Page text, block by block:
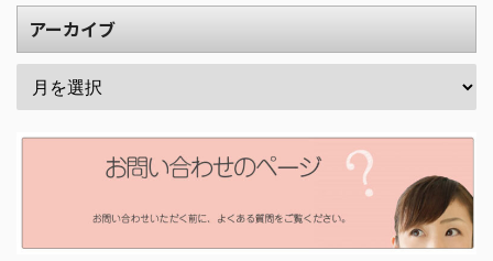
アーカイブ